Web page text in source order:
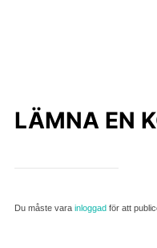
LÄMNA EN
Du måste vara inloggadför att